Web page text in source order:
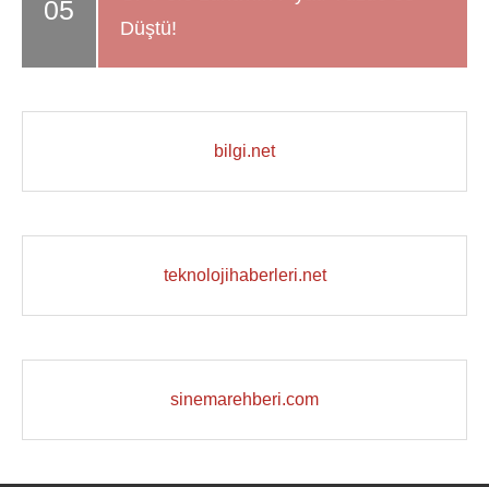
Düştü!
bilgi.net
teknolojihaberleri.net
sinemarehberi.com